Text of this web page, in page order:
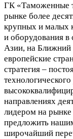
ГК «Таможенные
рынке более
крупных и малых
и оборудования
Азии, на Ближний
европейские
стратегия –
направлениях
лидером на
предложить
широчайший